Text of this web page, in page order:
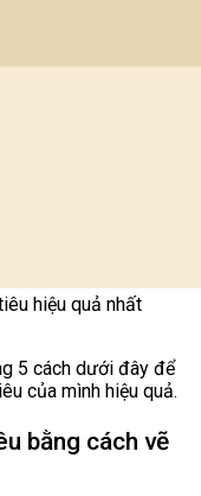
hiệu quả nhất
5 cách dưới đây để
của mình hiệu quả.
bằng cách vẽ